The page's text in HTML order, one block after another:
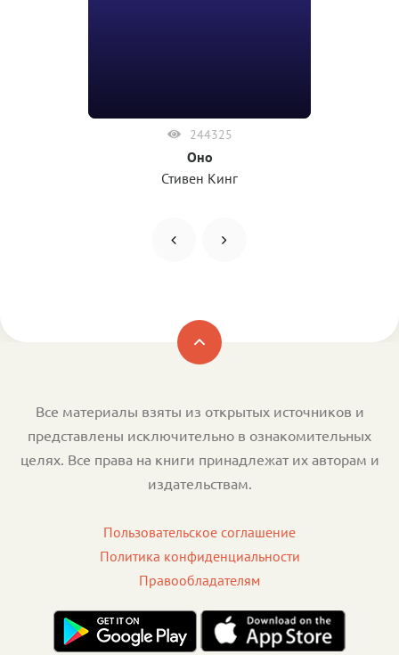
244325
Оно
Стивен Кинг
Все материалы взяты из открытых источников и
представлены исключительно в ознакомительных
целях. Все права на книги принадлежат их авторам и
издательствам.
Пользовательское соглашение
Политика конфиденциальности
Правообладателям